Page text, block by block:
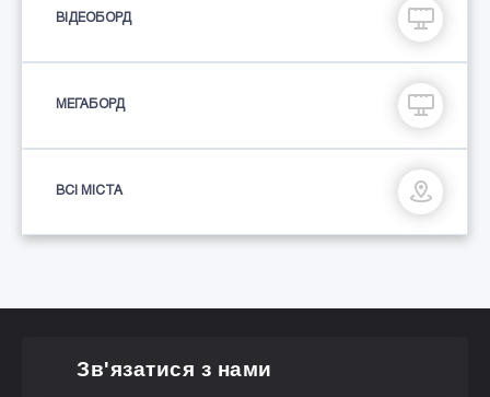
ВІДЕОБОРД
МЕГАБОРД
ВСІ МІСТА
Зв'язатися з нами